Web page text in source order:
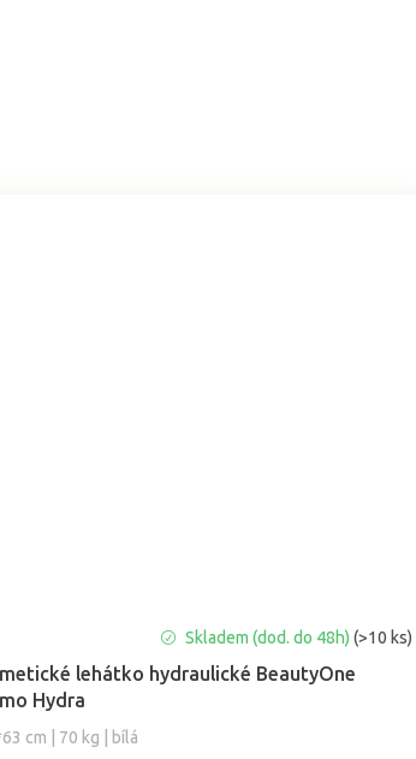
lehátko hydraulické BeautyOne
Hydra
cm | 70 kg | bílá
Skladem (dod. do 48h) (>10 ks)